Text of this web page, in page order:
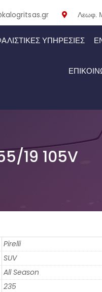
Λεωφ.
ΥΠΗΡΕΣΙΕΣ
19 105V
Pirelli
SUV
All Season
235